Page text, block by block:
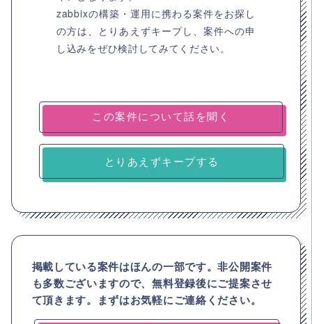
zabbixの構築・運用に携わる案件をお探し
の方は、とりあえずキープし、案件への申
し込みをぜひ検討してみてください。
とりあえずキープする
掲載している案件はほんの一部です。非公開案件
も多数ございますので、無料登録後にご提案させ
て頂きます。まずはお気軽にご連絡ください。